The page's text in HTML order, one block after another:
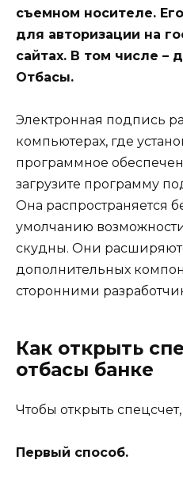
съемном носителе.
для авторизации на
сайтах. В том числе –
Отбасы.
Электронная подпись
компьютерах, где
программное
загрузите программу
Она распространяется
умолчанию
скудны. Они
дополнительных
сторонними
Как открыть
отбасы банке
Чтобы открыть
Первый способ.